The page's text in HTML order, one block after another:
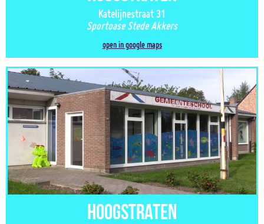
Katelijnestraat 31
Sportoase Stede Akkers
open in google maps
Hoogstraten